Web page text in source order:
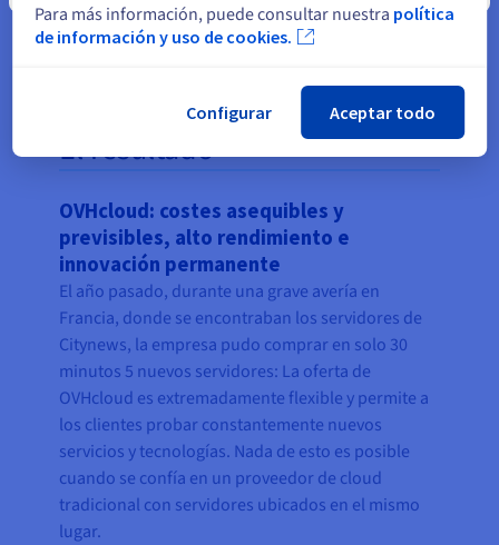
El resultado
OVHcloud: costes asequibles y
previsibles, alto rendimiento e
innovación permanente
El año pasado, durante una grave avería en
Francia, donde se encontraban los servidores de
Citynews, la empresa pudo comprar en solo 30
minutos 5 nuevos servidores: La oferta de
OVHcloud es extremadamente flexible y permite a
los clientes probar constantemente nuevos
servicios y tecnologías. Nada de esto es posible
cuando se confía en un proveedor de cloud
tradicional con servidores ubicados en el mismo
lugar.
Para más información, puede consultar nuestra política
de información y uso de cookies.
Configurar Aceptar todo